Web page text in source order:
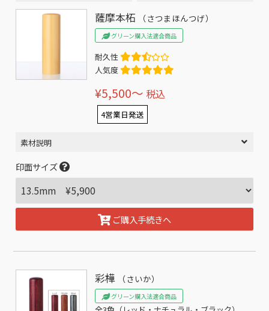
薩摩本柘 （さつまほんつげ）
グリーン購入法適合商品
耐久性
人気度
¥5,500〜 税込
4営業日発送
素材説明
印面サイズ
ご購入手続きへ
彩樺 （さいか）
グリーン購入法適合商品